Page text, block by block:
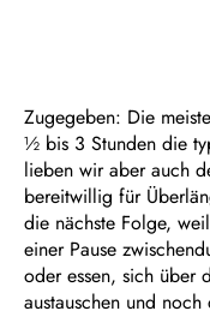
Zugegeben: Die
½ bis 3 Stunden die
lieben wir aber auch
bereitwillig für
die nächste Folge,
einer Pause
oder essen, sich über
austauschen und